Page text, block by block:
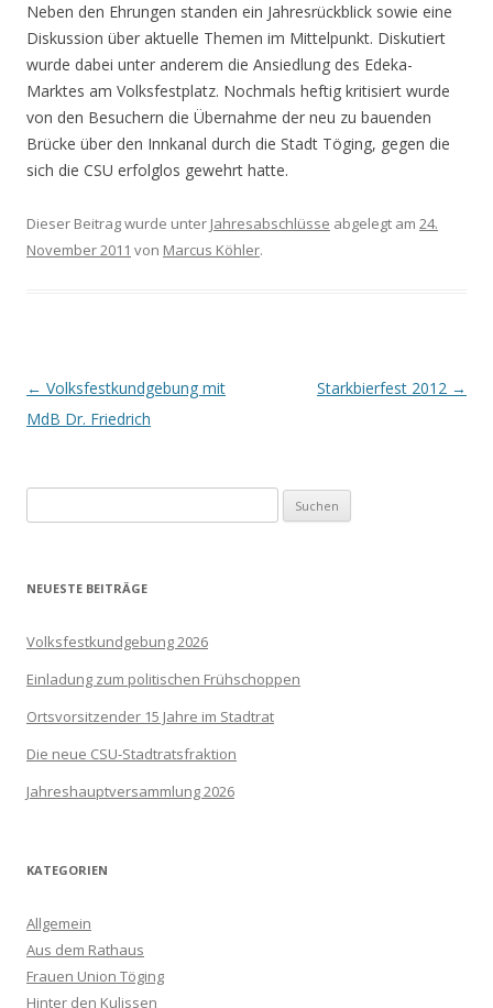
Neben den Ehrungen standen ein Jahresrückblick sowie eine
Diskussion über aktuelle Themen im Mittelpunkt. Diskutiert
wurde dabei unter anderem die Ansiedlung des Edeka-
Marktes am Volksfestplatz. Nochmals heftig kritisiert wurde
von den Besuchern die Übernahme der neu zu bauenden
Brücke über den Innkanal durch die Stadt Töging, gegen die
sich die CSU erfolglos gewehrt hatte.
Dieser Beitrag wurde unter Jahresabschlüsse abgelegt am 24.
November 2011 von Marcus Köhler.
Beitrags-
Navigation
← Volksfestkundgebung mit
MdB Dr. Friedrich
Starkbierfest 2012 →
nach:
NEUESTE BEITRÄGE
Volksfestkundgebung 2026
Einladung zum politischen Frühschoppen
Ortsvorsitzender 15 Jahre im Stadtrat
Die neue CSU-Stadtratsfraktion
Jahreshauptversammlung 2026
KATEGORIEN
Allgemein
Aus dem Rathaus
Frauen Union Töging
Hinter den Kulissen